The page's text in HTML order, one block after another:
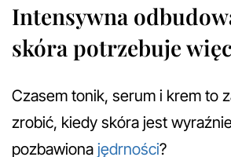
Intensywna
skóra potrzebuje
Czasem tonik, serum i krem to
zrobić, kiedy skóra jest
pozbawiona jędrności?